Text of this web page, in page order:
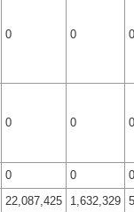
0 0 0
0 0 0
0 0 0
22,087,425 1,632,329